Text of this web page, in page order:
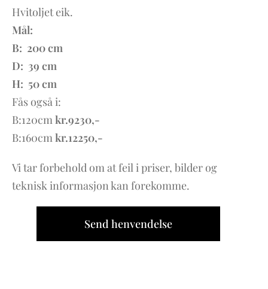
Hvitoljet eik.
Mål:
B: 200 cm
D: 39 cm
H: 50 cm
Fås også i:
B:120cm kr.9230,-
B:160cm kr.12250,-
Vi tar forbehold om at feil i priser, bilder og
teknisk informasjon kan forekomme.
Send henvendelse